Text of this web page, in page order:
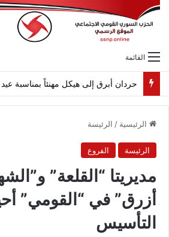
القائمة
حردان أبرق إلى هيكل مهنئاً بمناسبة
الرئيسية / الرئيسة
الرئيسة الفروع
مديريتا “القلعة”
أزرق” في “القومي”
التأسيس